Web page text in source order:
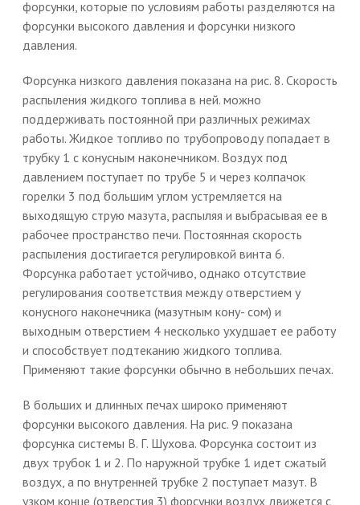
форсунки, которые по условиям работы разделяются на
форсунки высокого давления и форсунки низкого
давления.
Форсунка низкого давления показана на рис. 8. Скорость
распыления жидкого топлива в ней. можно
поддерживать постоянной при различных режимах
работы. Жидкое топливо по трубопроводу попадает в
трубку 1 с конусным наконечником. Воздух под
давлением поступает по трубе 5 и через колпачок
горелки 3 под большим углом устремляется на
выходящую струю мазута, распыляя и выбрасывая ее в
рабочее пространство печи. Постоянная скорость
распыления достигается регулировкой винта 6.
Форсунка работает устойчиво, однако отсутствие
регулирования соответствия между отверстием у
конусного наконечника (мазутным кону- сом) и
выходным отверстием 4 несколько ухудшает ее работу
и способствует подтеканию жидкого топлива.
Применяют такие форсунки обычно в небольших печах.
В больших и длинных печах широко применяют
форсунки высокого давления. На рис. 9 показана
форсунка системы В. Г. Шухова. Форсунка состоит из
двух трубок 1 и 2. По наружной трубке 1 идет сжатый
воздух, а по внутренней трубке 2 поступает мазут. В
узком конце (отверстия 3) форсунки воздух движется с